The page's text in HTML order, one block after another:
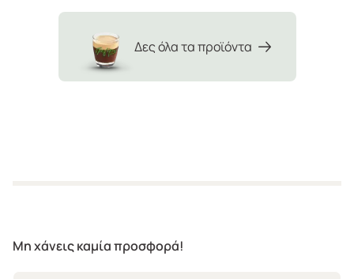
Δες όλα τα προϊόντα
Μη χάνεις καμία προσφορά!